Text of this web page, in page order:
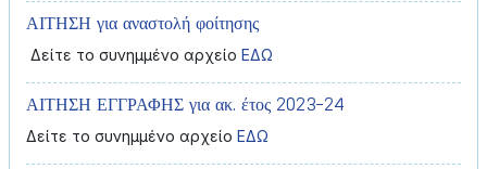
ΑΙΤΗΣΗ για αναστολή φοίτησης
Δείτε το συνημμένο αρχείο ΕΔΩ
ΑΙΤΗΣΗ ΕΓΓΡΑΦΗΣ για ακ. έτος 2023-24
Δείτε το συνημμένο αρχείο ΕΔΩ